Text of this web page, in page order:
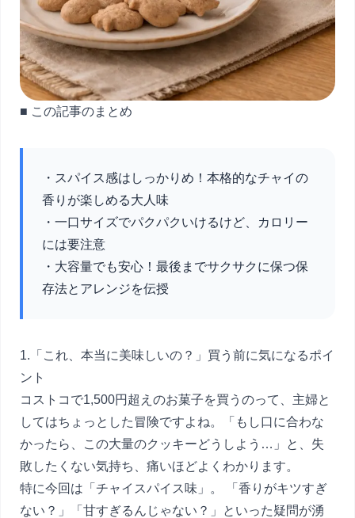
■ この記事のまとめ
・スパイス感はしっかりめ！本格的なチャイの
香りが楽しめる大人味
・一口サイズでパクパクいけるけど、カロリー
には要注意
・大容量でも安心！最後までサクサクに保つ保
存法とアレンジを伝授
1.「これ、本当に美味しいの？」買う前に気になるポイ
ント
コストコで1,500円超えのお菓子を買うのって、主婦と
してはちょっとした冒険ですよね。「もし口に合わな
かったら、この大量のクッキーどうしよう…」と、失
敗したくない気持ち、痛いほどよくわかります。
特に今回は「チャイスパイス味」。 「香りがキツすぎ
ない？」「甘すぎるんじゃない？」といった疑問が湧